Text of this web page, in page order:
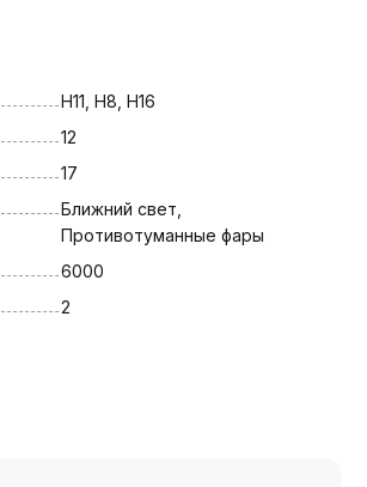
H11, H8, H16
12
17
Ближний свет,
Противотуманные фары
6000
2